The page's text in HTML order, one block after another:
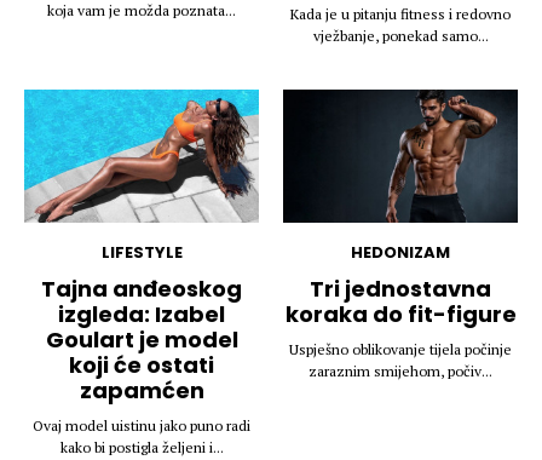
koja vam je možda poznata...
Kada je u pitanju fitness i redovno
vježbanje, ponekad samo...
LIFESTYLE
Tajna anđeoskog
izgleda: Izabel
Goulart je model
koji će ostati
zapamćen
Ovaj model uistinu jako puno radi
kako bi postigla željeni i...
HEDONIZAM
Tri jednostavna
koraka do fit-figure
Uspješno oblikovanje tijela počinje
zaraznim smijehom, počiv...